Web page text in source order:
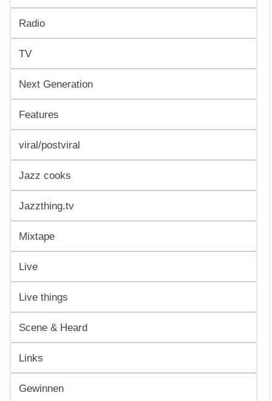
Radio
TV
Next Generation
Features
viral/postviral
Jazz cooks
Jazzthing.tv
Mixtape
Live
Live things
Scene & Heard
Links
Gewinnen